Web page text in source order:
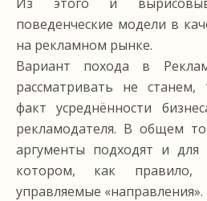
поведенческие модели в
на рекламном рынке.
Вариант похода в
рассматривать не станем,
факт усреднённости
рекламодателя. В общем
аргументы подходят и для
котором, как
управляемые «направления».